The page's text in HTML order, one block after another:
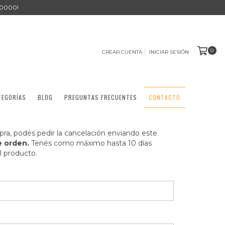
CREAR CUENTA INICIAR SESIÓN 0
BLOG PREGUNTAS FRECUENTES CONTACTO
podés pedir la cancelación enviando este
orden.Tenés como máximo hasta 10 días
producto.